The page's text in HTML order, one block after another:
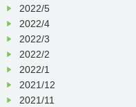
2022/5
2022/4
2022/3
2022/2
2022/1
2021/12
2021/11